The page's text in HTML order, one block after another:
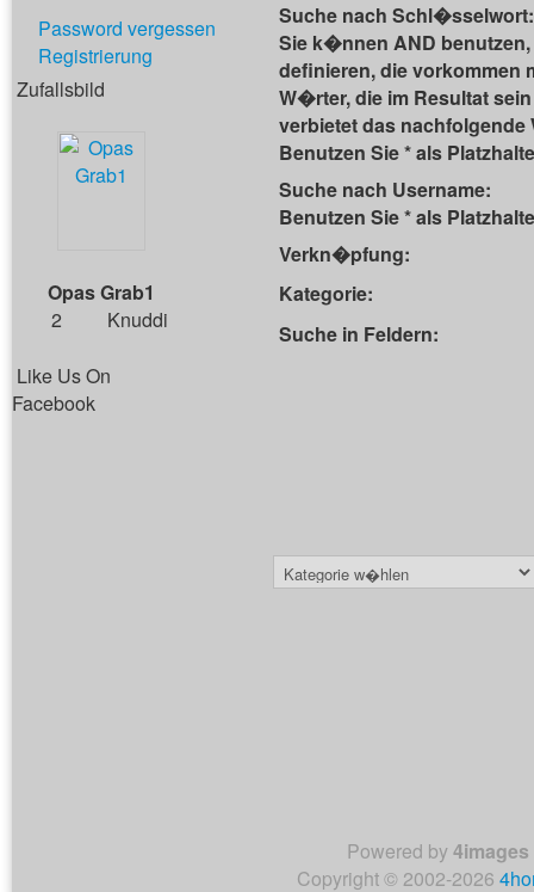
Password vergessen
Registrierung
Zufallsbild
Opas Grab1
2
Knuddi
Like Us On
Facebook
Suche nach Schl�sselwort:
Sie k�nnen AND
definieren, die
W�rter, die im Resultat
verbietet das nachfolgende
Benutzen Sie * als
Suche nach Username:
Benutzen Sie * als
Verkn�pfung:
Kategorie:
Suche in Feldern:
Powered by4images
Copyright © 2002-2026